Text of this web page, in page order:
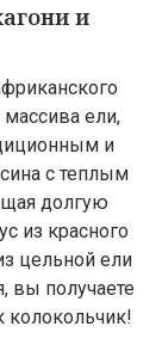
и
ели,
и
с теплым
долгую
из красного
цельной ели
вы получаете